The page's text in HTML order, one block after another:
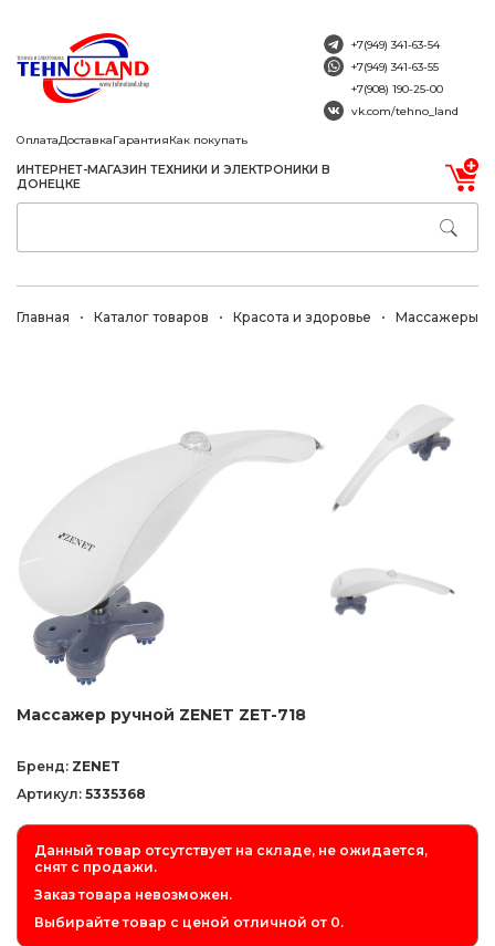
ОплатаДоставкаГарантияКак покупать
ИНТЕРНЕТ-МАГАЗИН ТЕХНИКИ И ЭЛЕКТРОНИКИ В
ДОНЕЦКЕ
+7(949) 341-63-54
+7(949) 341-63-55
+7(908) 190-25-00
vk.com/tehno_land
Главная Каталог товаров Красота и здоровье Массажеры
Массажер ручной ZENET ZET-718
Бренд: ZENET
Артикул: 5335368
Данный товар отсутствует на складе, не ожидается,
снят с продажи.
Заказ товара невозможен.
Выбирайте товар с ценой отличной от 0.